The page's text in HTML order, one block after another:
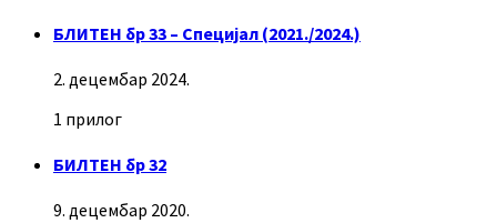
БЛИТЕН бр 33 – Специјал (2021./2024.)
2. децембар 2024.
1 прилог
БИЛТЕН бр 32
9. децембар 2020.